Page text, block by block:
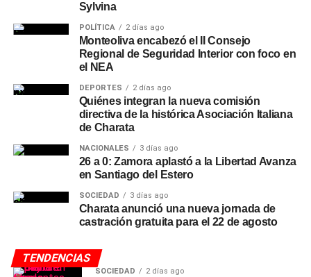
Sylvina
POLÍTICA 2 días ago
Monteoliva encabezó el II Consejo
Regional de Seguridad Interior con foco en
el NEA
DEPORTES 2 días ago
Quiénes integran la nueva comisión
directiva de la histórica Asociación Italiana
de Charata
NACIONALES 3 días ago
26 a 0: Zamora aplastó a la Libertad Avanza
en Santiago del Estero
SOCIEDAD 3 días ago
Charata anunció una nueva jornada de
castración gratuita para el 22 de agosto
TENDENCIAS
SOCIEDAD 2 días ago